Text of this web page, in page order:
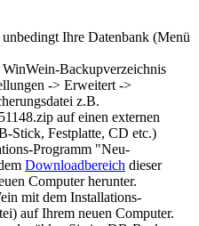
Ihre Datenbank (Menü
Backupverzeichnis
-> Erweitert ->
z.B.
auf einen externen
Stick, Festplatte, CD etc.)
Programm "Neu-
Downloadbereich dieser
Computer herunter.
mit dem Installations-
auf Ihrem neuen Computer.